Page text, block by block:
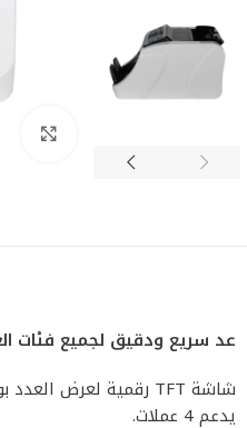
عد سريع ودقيق لجميع فئات
شاشة TFT رقمية لعرض العدد بوضوح.
يدعم 4 عملات.